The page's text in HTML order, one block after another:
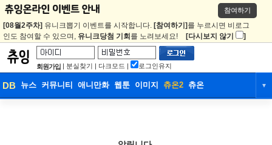
참여하기
[08월2주차] 유니크뽑기 이벤트를 시작합니다. [참여하기] 를 누르시면 비로그
인도 참여할 수 있으며, 유니크당첨 기회 를 노려보세요! [다시보지 않기 ]
회원가입 | 분실찾기 | 다크모드 | 로그인유지
DB 뉴스 커뮤니티 애니만화 웹툰 이미지 츄온2 츄온 ▼